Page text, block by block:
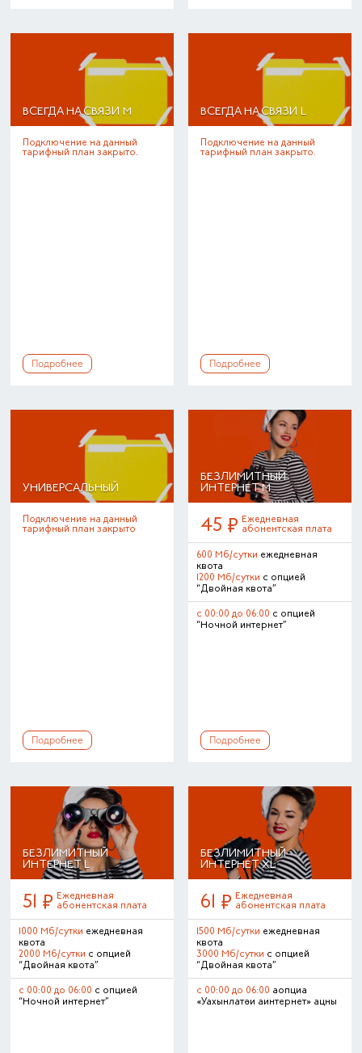
ВСЕГДА НА СВЯЗИ M
Подключение на данный
тарифный план закрыто.
Подробнее
ВСЕГДА НА СВЯЗИ L
Подключение на данный
тарифный план закрыто.
Подробнее
УНИВЕРСАЛЬНЫЙ
Подключение на данный
тарифный план закрыто
Подробнее
БЕЗЛИМИТНЫЙ
ИНТЕРНЕТ M
45
Ежедневная
абонентская плата
600 Мб/сутки ежедневная
квота
1200 Мб/сутки с опцией
“Двойная квота”
с 00:00 до 06:00 с опцией
“Ночной интернет”
Подробнее
БЕЗЛИМИТНЫЙ
ИНТЕРНЕТ L
51
Ежедневная
абонентская плата
1000 Мб/сутки ежедневная
квота
2000 Мб/сутки с опцией
“Двойная квота”
с 00:00 до 06:00 с опцией
“Ночной интернет”
БЕЗЛИМИТНЫЙ
ИНТЕРНЕТ XL
61
Ежедневная
абонентская плата
1500 Мб/сутки ежедневная
квота
3000 Мб/сутки с опцией
“Двойная квота”
с 00:00 до 06:00 аопциа
«Уахынлатәи аинтернет» ацны